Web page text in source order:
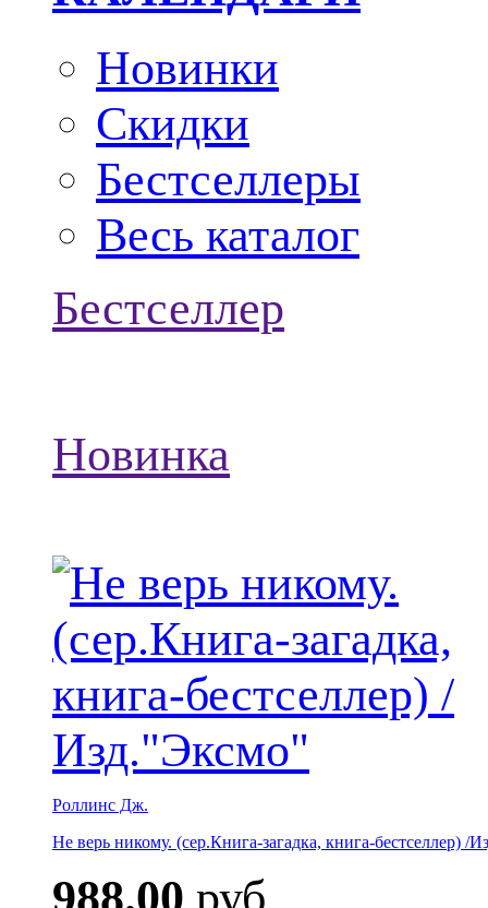
Новинки
Скидки
Бестселлеры
Весь каталог
Бестселлер
Новинка
Роллинс Дж.
Не верь никому. (сер.Книга-загадка, книга-бестселлер) /